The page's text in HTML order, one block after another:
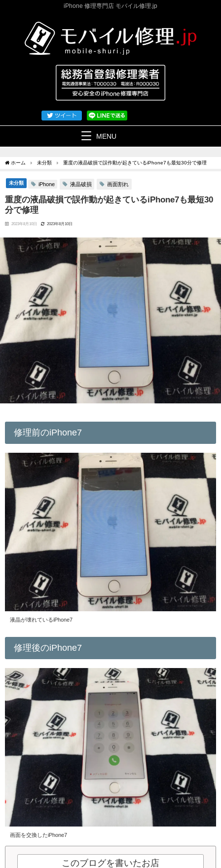
iPhone 修理専門店 モバイル修理.jp
MENU
ホーム 未分類 重度の液晶破損で誤作動が起きているiPhone7も最短30分で修理
未分類 iPhone 液晶破損 画面割れ
重度の液晶破損で誤作動が起きているiPhone7も最短30
分で修理
2023年8月10日 2023年8月10日
修理前のiPhone7
液晶が壊れているiPhone7
修理後のiPhone7
画面を交換したiPhone7
このブログを書いたお店